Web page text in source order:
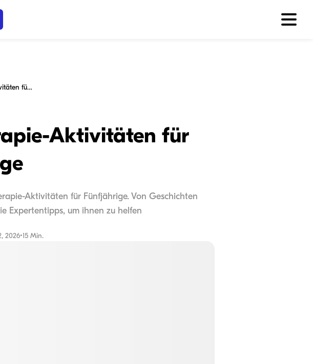
Unterhaltsame Sprachtherapie-Aktivitäten für Fünfjährige
Aktivitäten für
Aktivitäten für Fünfjährige. Von Geschichten
Expertentipps, um ihnen zu helfen
2026•15 Min.